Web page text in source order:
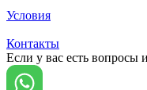
Условия
Контакты
Если у вас есть